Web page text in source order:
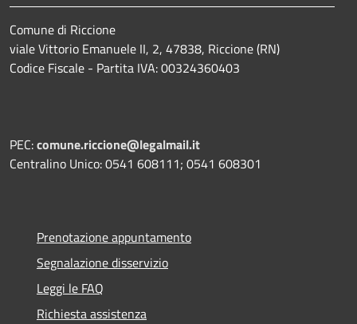
Comune di Riccione
viale Vittorio Emanuele II, 2, 47838, Riccione (RN)
Codice Fiscale - Partita IVA: 00324360403
PEC:comune.riccione@legalmail.it
Centralino Unico: 0541 608111; 0541 608301
Prenotazione appuntamento
Segnalazione disservizio
Leggi le FAQ
Richiesta assistenza